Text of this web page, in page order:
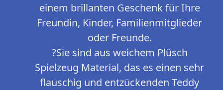
einem brillanten Geschenk für Ihre
Freundin, Kinder, Familienmitglieder
oder Freunde.
?Sie sind aus weichem Plüsch
Spielzeug Material, das es einen sehr
flauschig und entzückenden Teddy